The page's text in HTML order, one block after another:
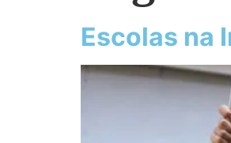
Escolas na